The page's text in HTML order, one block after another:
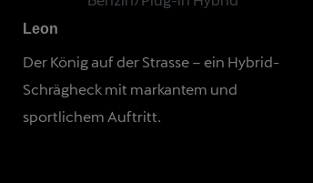
Leon
Der König auf der Strasse – ein Hybrid-
Schrägheck mit markantem und
sportlichem Auftritt.